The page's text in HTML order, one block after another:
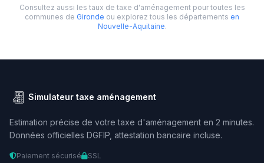
Consultez aussi les taux de taxe d'aménagement pour toutes les
communes de Gironde ou explorez tous les départements en
Nouvelle-Aquitaine.
Simulateur taxe aménagement
Estimation précise de votre taxe d'aménagement en 2 minutes.
Données officielles DGFIP, attestation bancaire incluse.
Paiement sécurisé SSL